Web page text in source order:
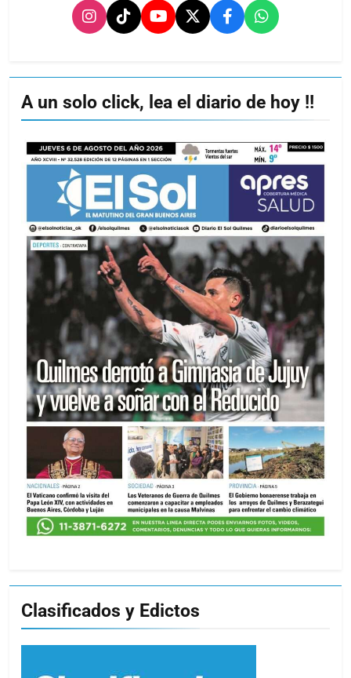
A un solo click, lea el diario de hoy !!
Clasificados y Edictos